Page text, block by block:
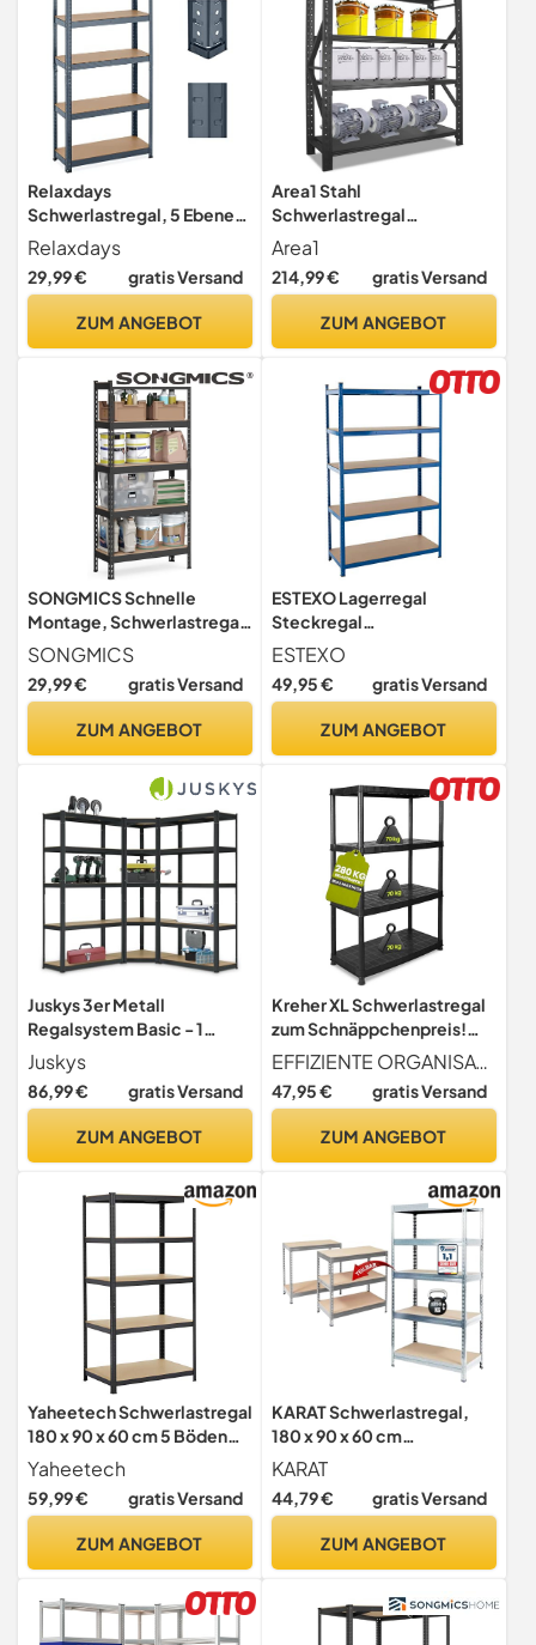
Relaxdays
Schwerlastregal, 5 Ebenen,
HBT 150x75x30 cm,
Metall, anthrazit
Relaxdays
29,99 € gratis Versand
ZUM ANGEBOT
Area1 Stahl
Schwerlastregal
200x200x50cm (HxLxB)
schwarz Massive
Industriequalität für
Kellerregal
Area1
214,99 € gratis Versand
ZUM ANGEBOT
SONGMICS Schnelle
Montage, Schwerlastregal,
Standregal, Lagerregal,
Küchenregal, Regal, 5
Ablagen, 30 x 75 x 150 cm,
Keller, Küche,
SONGMICS
29,99 € gratis Versand
ZUM ANGEBOT
ESTEXO Lagerregal
Steckregal
Schwerlastregal
Kellerregal Regal verzinkt
Werkstattregal Werkbank
| 875kg
ESTEXO
49,95 € gratis Versand
ZUM ANGEBOT
Juskys 3er Metall
Regalsystem Basic - 1
Eckregal & 2 Lagerregale -
15 Böden aus MDF Holz -
2625 kg - Schwerlastregal
Grau
Juskys
86,99 € gratis Versand
ZUM ANGEBOT
Kreher XL Schwerlastregal
zum Schnäppchenpreis!
92,5 x 45,8 x 141 cm mit 4
Böden und 280 kg
Gesamtbelastung! TÜV
EFFIZIENTE ORGANISATION ZUM KLEINEN PREIS - Bringen Sie Ordnung in Haushalt, Werkstatt, Keller, Garage, Garten und mehr mit den leichtgewichtigen und flexiblen Kunststoff Schwerlast-Regalen von Kreher. Einfacher Aufbau und robuste Konstruktion bieten nahtlose Ordnungssysteme für die Aufbewahrung, während das waschbare recycelte Kunststoff-Material für robuste Langlebigkeit sorgt. Die perfekte Ordnungslösung, preiswert und flexibel für ein nachhaltiges und umweltfreundliches Zuhause!
47,95 € gratis Versand
ZUM ANGEBOT
Yaheetech Schwerlastregal
180 x 90 x 60 cm 5 Böden
Belastbarkeit : 875kg
Yaheetech
59,99 € gratis Versand
ZUM ANGEBOT
KARAT Schwerlastregal,
180 x 90 x 60 cm
Steckregal, Kellerregal,
Lagerregal, Metallregal -
aus Stahl Metall - 5
(Verzinkt)
KARAT
44,79 € gratis Versand
ZUM ANGEBOT